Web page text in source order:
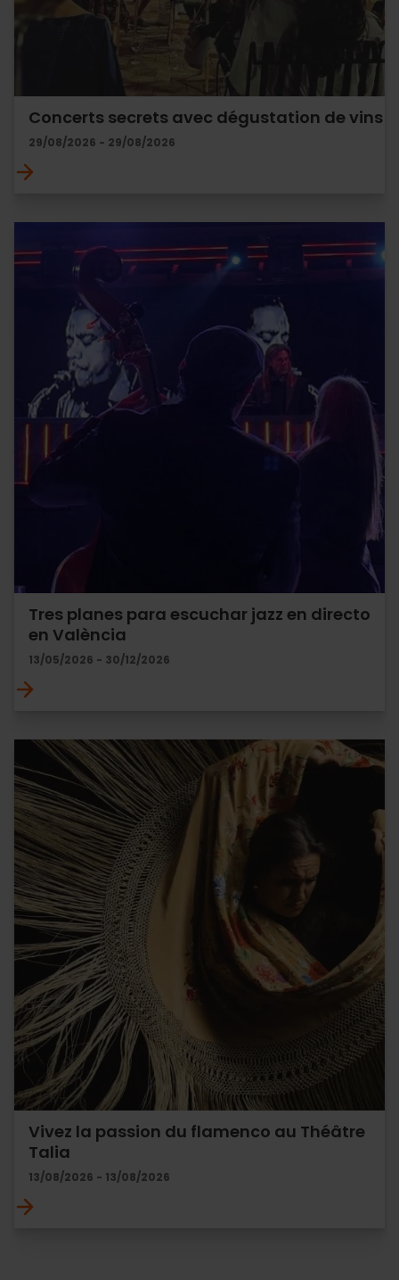
Concerts secrets avec dégustation de vins
29/08/2026 - 29/08/2026
Tres planes para escuchar jazz en directo
en València
13/05/2026 - 30/12/2026
Vivez la passion du flamenco au Théâtre
Talia
13/08/2026 - 13/08/2026